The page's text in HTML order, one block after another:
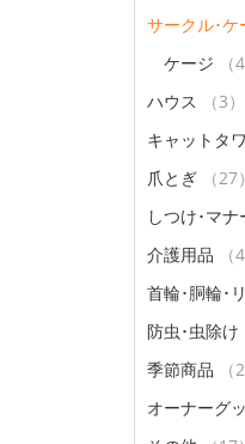
サークル･ケ
ケージ
（
ハウス
（3）
キャットタ
爪とぎ
（27）
しつけ･マナ
介護用品
（
首輪･胴輪･
防虫･虫除け
季節商品
（
オーナーグ